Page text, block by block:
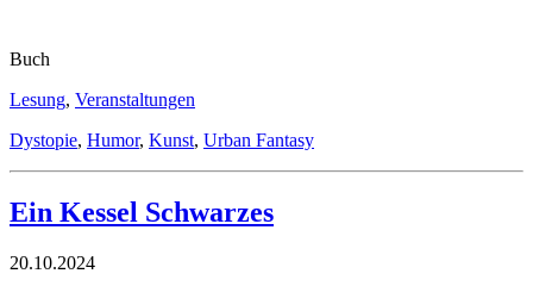
Buch
Lesung, Veranstaltungen
Dystopie, Humor, Kunst, Urban Fantasy
Ein Kessel Schwarzes
20.10.2024